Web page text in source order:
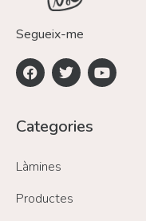
Segueix-me
Categories
Làmines
Productes